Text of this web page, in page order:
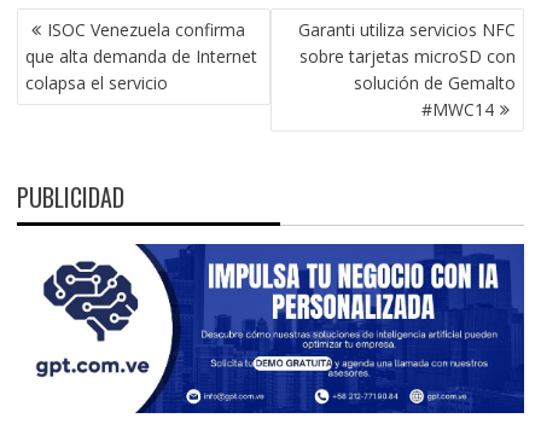
NAVEGACIÓN
DE
ENTRADAS
ISOC Venezuela confirma
que alta demanda de Internet
colapsa el servicio
Garanti utiliza servicios NFC
sobre tarjetas microSD con
solución de Gemalto
#MWC14
PUBLICIDAD